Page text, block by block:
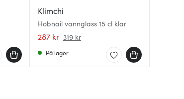
Klimchi
Hobnail vannglass 15 cl klar
287 kr 319 kr
På lager